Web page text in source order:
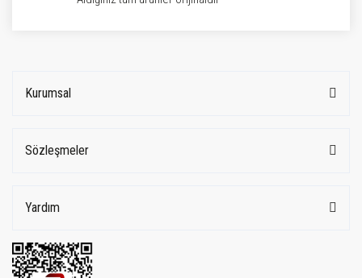
Kurumsal
Sözleşmeler
Yardım